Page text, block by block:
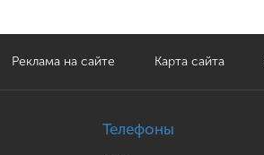
Реклама на сайте Карта сайта
Телефоны